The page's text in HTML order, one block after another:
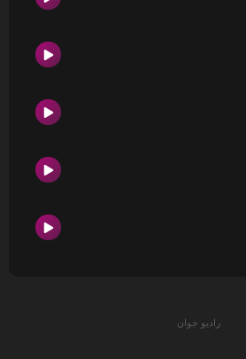
رادیو جوان